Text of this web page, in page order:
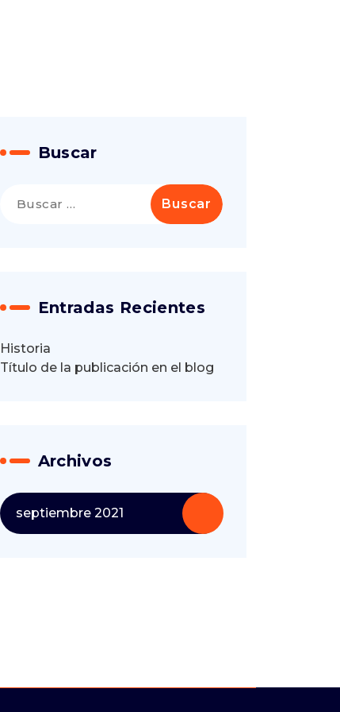
Buscar
Entradas Recientes
Historia
Título de la publicación en el blog
Archivos
septiembre 2021